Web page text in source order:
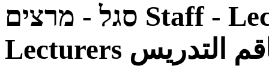
סגל - מרצים Staff -
Lecturers